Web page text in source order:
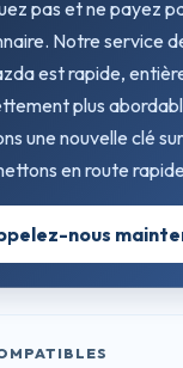
pas et ne payez
Notre service
est rapide,
plus
une nouvelle clé
en route
nous